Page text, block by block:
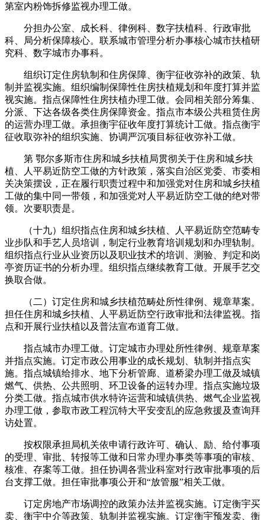
第室内粉饰拆修监视办理工做。
分担办公室、成长科、律例科、数字扶植科、行政审批
科、局分析保障核心。联系城市管理分析办事核心城市扶植研
究科、数字城市办事科。
组织订定住房轨制和住房保障、衡宇征收弥补的政策、轨
制并监视实施。组织编制保障性住房扶植规划和年度打算并监
视实施。指点保障性住房扶植办理工做。会同相关部分筹集、
分派、下达各级各类住房保障资金。指点市本级公共租赁住房
的运营办理工做。承担衡宇征收年度打算统计工做。指点衡宇
征收取弥补的组织实施、协调严沉项目标征收弥补工做。
第 鄂尔多斯市住房和城乡扶植局贯彻关于住房和城乡扶
植、人平易近防空工做的方针政策，落实自治区党委、市委相
关决策摆设，正在履行职责过程中和加强党对住房和城乡扶植
工做的集中同一带领，和加强党对人平易近防空工做的绝对带
领。次要职责是。
（十九）组织指点住房和城乡扶植、人平易近防空范畴专
业步队和手艺人员培训，制定行业教育培训规划和办理轨制。
组织指点行业从业资历以及职业技术的培训、测验、判定和岗
亭资历证书的分析办理。组织指点继续教育工做。开展手艺交
换取合做。
（二）订定住房和城乡扶植范畴处所性律例、规章草案。
担任住房和城乡扶植、人平易近防空行政审批和法律监视。指
点和开展行业扶植以及普法宣布道育工做。
指点城市办理工做。订定城市办理处所性律例、规章草案
并指点实施。订定市政公用事业的成长规划、轨制并指点实
施。指点城镇给排水、地下分析管廊、道桥梁办理工做及城镇
燃气、供热、公共照明、环卫设备的运转办理。指点实施垃圾
分类工做。指点城市供水特许运营和城镇供热、燃气企业监视
办理工做，参取市政工程沉特大平安变乱的应急救援及查询拜
访处置。
按权限承担局机关依申请行政许可、确认、励、给付事项
的受理、审批、转报等工做和日常办理办事类等事项的审核、
核准、存案等工做。担任协调各营业科室对行政审批事项的后
台支撑工做。担任审批事项公开和“放管服”相关工做。
订定房地产市场调控的政策办法并监视实施。订定衡宇买
卖、衡宇中介等政策、轨制并监视实施。订定衡宇预发卖、衡